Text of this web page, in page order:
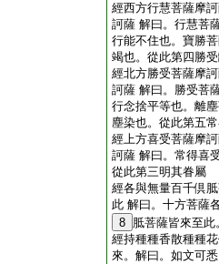
經西方行慧菩薩摩
訶薩 解曰。行慧菩
行能不住也。寶勝
竭也。從此第四勝
經北方勝受菩薩摩
訶薩 解曰。勝受菩
行念捨平等也。離
塵染也。從此第五
經上方喜受菩薩摩
訶薩 解曰。常得喜
從此第三明其眷屬
經各與無量百千倶
此 解曰。十方菩薩
8 胝菩薩皆來至
經持種種香散種種
來。解曰。如文可